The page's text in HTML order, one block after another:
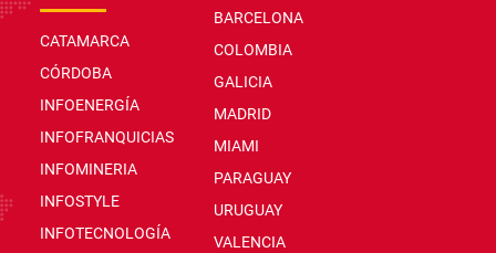
CATAMARCA
CÓRDOBA
INFOENERGÍA
INFOFRANQUICIAS
INFOMINERIA
INFOSTYLE
INFOTECNOLOGÍA
BARCELONA
COLOMBIA
GALICIA
MADRID
MIAMI
PARAGUAY
URUGUAY
VALENCIA